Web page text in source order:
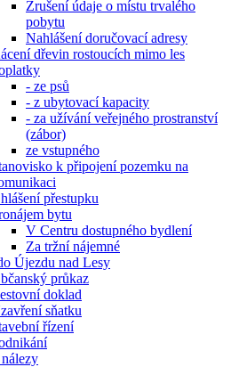
Zrušení údaje o místu trvalého
pobytu
Nahlášení doručovací adresy
dřevin rostoucích mimo les
- ze psů
- z ubytovací kapacity
- za užívání veřejného prostranství
(zábor)
ze vstupného
k připojení pozemku na
přestupku
bytu
V Centru dostupného bydlení
Za tržní nájemné
Újezdu nad Lesy
průkaz
doklad
sňatku
řízení